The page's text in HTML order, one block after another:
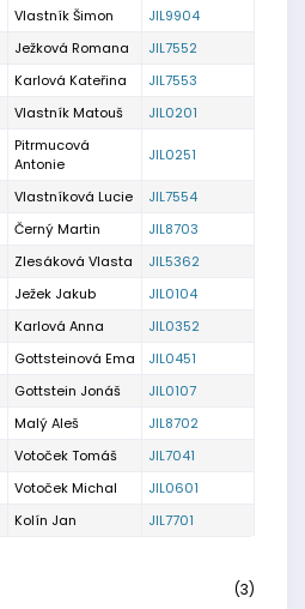
Vlastník Šimon
JIL9904
Ježková Romana
JIL7552
Karlová Kateřina
JIL7553
Vlastník Matouš JIL0201
Pitrmucová
Antonie
JIL0251
Vlastníková Lucie
JIL7554
Černý Martin
JIL8703
Zlesáková Vlasta
JIL5362
Ježek Jakub
JIL0104
Karlová Anna
JIL0352
Gottsteinová Ema
JIL0451
Gottstein Jonáš
JIL0107
Malý Aleš
JIL8702
Votoček Tomáš
JIL7041
Votoček Michal
JIL0601
Kolín Jan JIL7701
(3)